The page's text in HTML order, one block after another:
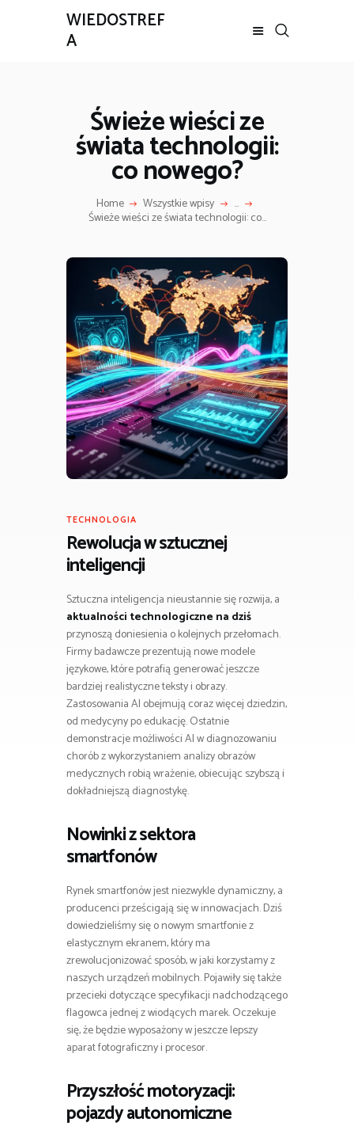
WIEDOSTREF
A
Świeże wieści ze
świata technologii:
co nowego?
Home Wszystkie wpisy ...
Świeże wieści ze świata technologii: co...
TECHNOLOGIA
Rewolucja w sztucznej
inteligencji
Sztuczna inteligencja nieustannie się rozwija, a
aktualności technologiczne na dziś
przynoszą doniesienia o kolejnych przełomach.
Firmy badawcze prezentują nowe modele
językowe, które potrafią generować jeszcze
bardziej realistyczne teksty i obrazy.
Zastosowania AI obejmują coraz więcej dziedzin,
od medycyny po edukację. Ostatnie
demonstracje możliwości AI w diagnozowaniu
chorób z wykorzystaniem analizy obrazów
medycznych robią wrażenie, obiecując szybszą i
dokładniejszą diagnostykę.
Nowinki z sektora
smartfonów
Rynek smartfonów jest niezwykle dynamiczny, a
producenci prześcigają się w innowacjach. Dziś
dowiedzieliśmy się o nowym smartfonie z
elastycznym ekranem, który ma
zrewolucjonizować sposób, w jaki korzystamy z
naszych urządzeń mobilnych. Pojawiły się także
przecieki dotyczące specyfikacji nadchodzącego
flagowca jednej z wiodących marek. Oczekuje
się, że będzie wyposażony w jeszcze lepszy
aparat fotograficzny i procesor.
Przyszłość motoryzacji:
pojazdy autonomiczne